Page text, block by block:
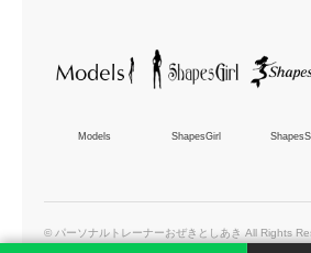
Models ShapesGirl
© パーソナルトレーナーおぜきとしあき All Rights